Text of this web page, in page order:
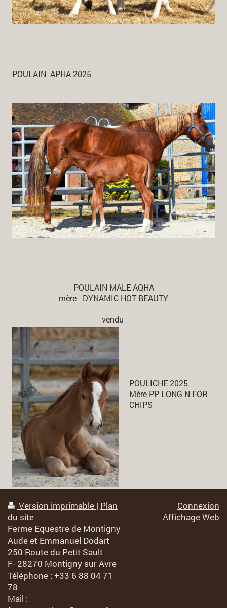
POULAIN APHA 2025
POULAIN MALE AQHA
mère DYNAMIC HOT BEAUTY
vendu
POULICHE 2025
Mère PP LONG N FOR
CHIPS
Version imprimable | Plan
du site
Ferme Equestre de Montigny
Aude et Emmanuel Dodart
250 Route du Petit Sault
F- 28270 Montigny sur Avre
Téléphone : +33 6 88 04 71
78
Mail :
Connexion
Affichage Web